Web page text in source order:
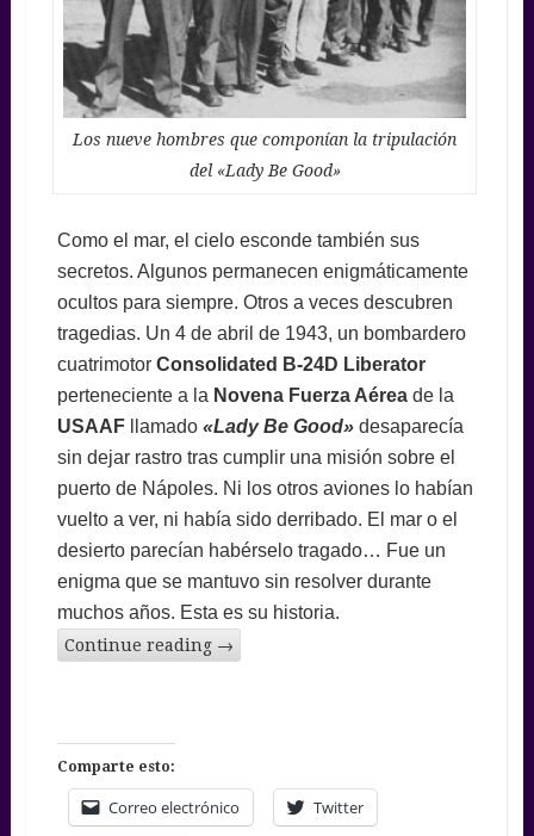
Los nueve hombres que componían la tripulación
del «Lady Be Good»
Como el mar, el cielo esconde también sus
secretos. Algunos permanecen enigmáticamente
ocultos para siempre. Otros a veces descubren
tragedias. Un 4 de abril de 1943, un bombardero
cuatrimotor Consolidated B-24D Liberator
perteneciente a la Novena Fuerza Aéreade la
USAAFllamado «LadyBe Good»desaparecía
sin dejar rastro tras cumplir una misión sobre el
puerto de Nápoles. Ni los otros aviones lo habían
vuelto a ver, ni había sido derribado. El mar o el
desierto parecían habérselo tragado… Fue un
enigma que se mantuvo sin resolver durante
muchos años. Esta es su historia.
Continue reading →
Comparte esto:
Correo electrónico Twitter